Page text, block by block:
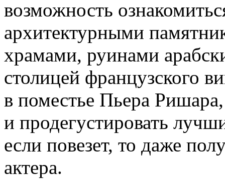
возможность
архитектурными
храмами, руинами
столицей французского
в поместье Пьера
и продегустировать
если повезет, то даже
актера.